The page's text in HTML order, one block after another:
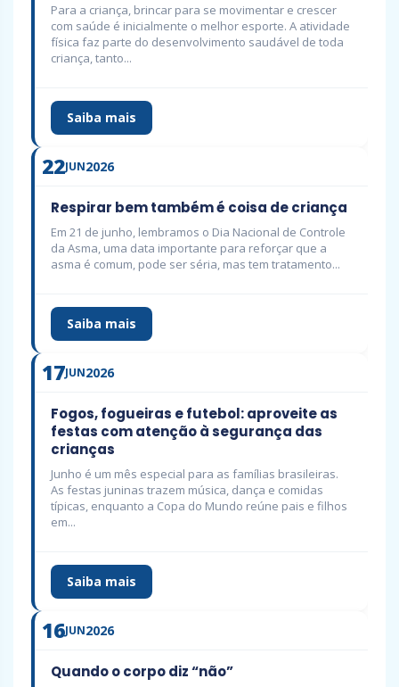
Para a criança, brincar para se movimentar e crescer
com saúde é inicialmente o melhor esporte. A atividade
física faz parte do desenvolvimento saudável de toda
criança, tanto...
Saiba mais
22JUN2026
Respirar bem também é coisa de criança
Em 21 de junho, lembramos o Dia Nacional de Controle
da Asma, uma data importante para reforçar que a
asma é comum, pode ser séria, mas tem tratamento...
Saiba mais
17JUN2026
Fogos, fogueiras e futebol: aproveite as
festas com atenção à segurança das
crianças
Junho é um mês especial para as famílias brasileiras.
As festas juninas trazem música, dança e comidas
típicas, enquanto a Copa do Mundo reúne pais e filhos
em...
Saiba mais
16JUN2026
Quando o corpo diz “não”